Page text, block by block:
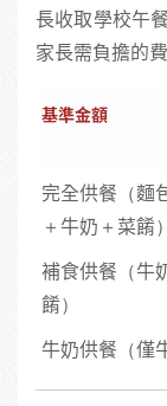
長收取學校午
家長需負擔的
基準金額
完全供餐（麵
＋牛奶＋菜餚）
補食供餐（牛
餚）
牛奶供餐（僅